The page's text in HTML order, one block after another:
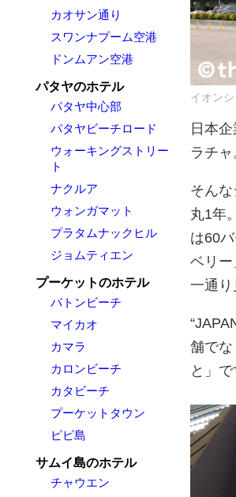
カオサン通り
スワンナプーム空港
ドンムアン空港
パタヤのホテル
パタヤ中心部
パタヤビーチロード
ウォーキングストリー
ト
ナクルア
ウォンガマット
プラタムナックヒル
ジョムティエン
プーケットのホテル
パトンビーチ
マイカオ
カマラ
カロンビーチ
カタビーチ
プーケットタウン
ピピ島
サムイ島のホテル
チャウエン
イオン
日本
ラチ
そん
丸1年
は60
ベリ
一通り
舗で
と」で